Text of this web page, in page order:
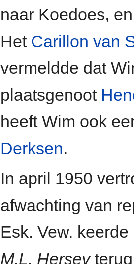
naar Koedoes,
Het Carillon van
vermeldde dat
plaatsgenoot
heeft Wim ook
Derksen.
In april 1950
afwachting van
Esk. Vew.
M.L. Herseyterug